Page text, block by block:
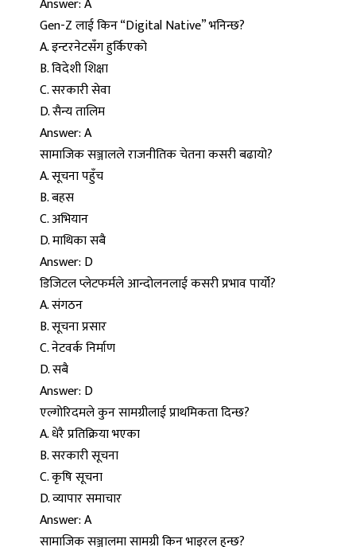
Answer: A
Gen-Z लाई किन “Digital Native” भनिन्छ?
A. इन्टरनेटसँग हुर्किएको
B. विदेशी शिक्षा
C. सरकारी सेवा
D. सैन्य तालिम
Answer: A
सामाजिक सञ्जालले राजनीतिक चेतना कसरी बढायो?
A. सूचना पहुँच
B. बहस
C. अभियान
D. माथिका सबै
Answer: D
डिजिटल प्लेटफर्मले आन्दोलनलाई कसरी प्रभाव पार्यो?
A. संगठन
B. सूचना प्रसार
C. नेटवर्क निर्माण
D. सबै
Answer: D
एल्गोरिदमले कुन सामग्रीलाई प्राथमिकता दिन्छ?
A. धेरै प्रतिक्रिया भएका
B. सरकारी सूचना
C. कृषि सूचना
D. व्यापार समाचार
Answer: A
सामाजिक सञ्जालमा सामग्री किन भाइरल हुन्छ?